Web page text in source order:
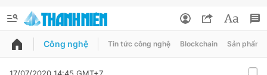
QUẢNG CÁO ĐẶT BÁO
Công nghệ Tin tức công nghệ Blockchain Sản phẩm